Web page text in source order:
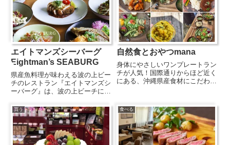
エイトマンズシーバーグ
Eightman’s SEABURG
県産魚料理が味わえる波の上ビー
チのレストラン『エイトマンズシ
ーバーグ』は、波の上ビーチに隣
合施設『ホテルシーバーグ波の
上』内のレストラン。沖縄県産の
魚介を使ったオリジナルのシーフ
ードメニューなど、「オリエンタ
ル...
自然食とおやつmana
身体にやさしいワンプレートラン
チが人気！国際通りからほど近く
にある、沖縄県産食材にこだわっ
ト」一種類とヴィーガンスイーツ
やドリンクのみ。素材の味を活か
して丁寧に調理されたメイン料
理...
買う 食べる